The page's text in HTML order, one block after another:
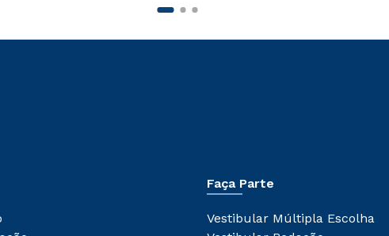
Faça Parte
Vestibular Múltipla Escolha